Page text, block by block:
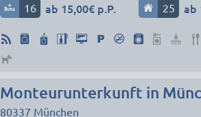
16 ab 15,00€ p.P. 25 ab
80337 München